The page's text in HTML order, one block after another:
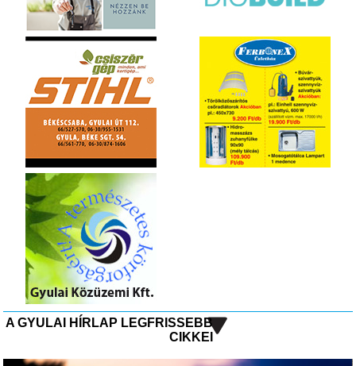
A GYULAI HÍRLAP LEGFRISSEBB
CIKKEI